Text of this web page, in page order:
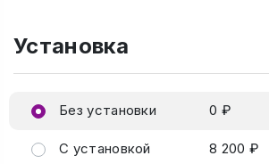
Установка
Без установки 0 ₽
С установкой 8 200 ₽